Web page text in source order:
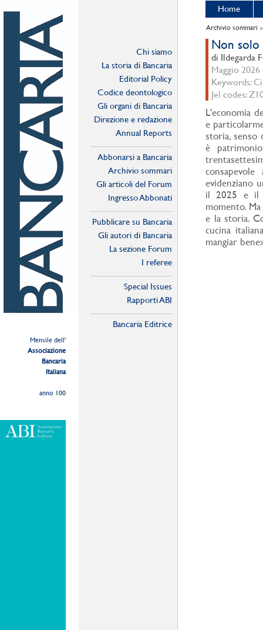
Mensile dell'
Associazione
Bancaria
Italiana
anno 100
Chi siamo
La storia di Bancaria
Editorial Policy
Codice deontologico
Gli organi di Bancaria
Direzione e redazione
Annual Reports
Abbonarsi a Bancaria
Archivio sommari
Gli articoli del Forum
Ingresso Abbonati
Pubblicare su Bancaria
Gli autori di Bancaria
La sezione Forum
I referee
Special Issues
Rapporti ABI
Bancaria Editrice
Home
Archivio sommari
Non solo
di Ildegarda
Maggio 2026
Keywords:
Jel codes:
L'economia
e
storia, senso
è
evidenziano
il 2025 e il
momento.
e la storia.
cucina
mangiar